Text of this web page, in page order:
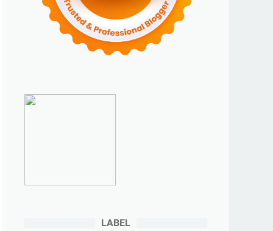
►November 2023
(6)
►Oktober 2023(6)
September 2023(4)
LABEL